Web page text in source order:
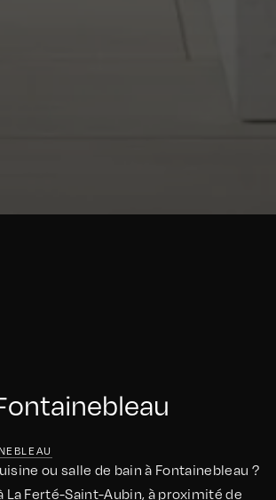
ou salle de bain à Fontainebleau ?
Ferté-Saint-Aubin, à proximité de